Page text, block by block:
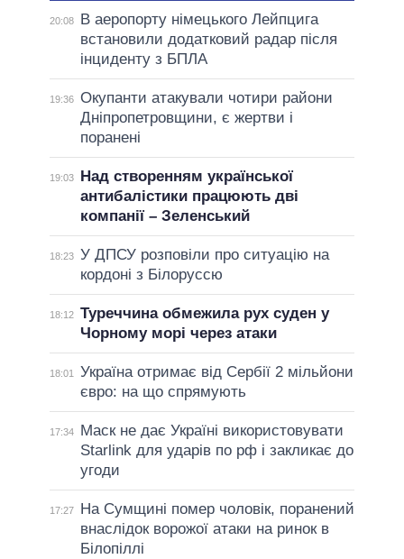
20:08
В аеропорту німецького Лейпцига
встановили додатковий радар після
інциденту з БПЛА
19:36 Окупанти атакували чотири райони
Дніпропетровщини, є жертви і
поранені
19:03
Над створенням української
антибалістики працюють дві
компанії – Зеленський
18:23 У ДПСУ розповіли про ситуацію на
кордоні з Білоруссю
18:12 Туреччина обмежила рух суден у
Чорному морі через атаки
18:01
Україна отримає від Сербії 2 мільйони
євро: на що спрямують
17:34
Маск не дає Україні використовувати
Starlink для ударів по рф і закликає до
угоди
17:27
На Сумщині помер чоловік, поранений
внаслідок ворожої атаки на ринок в
Білопіллі